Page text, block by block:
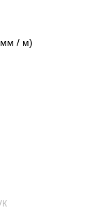
мм / м)